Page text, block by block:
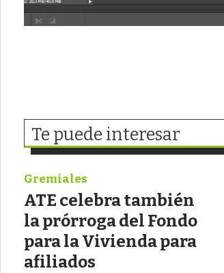
Te puede interesar
ATE celebra también
la prórroga del Fondo
para la Vivienda para
afiliados
Gremiales